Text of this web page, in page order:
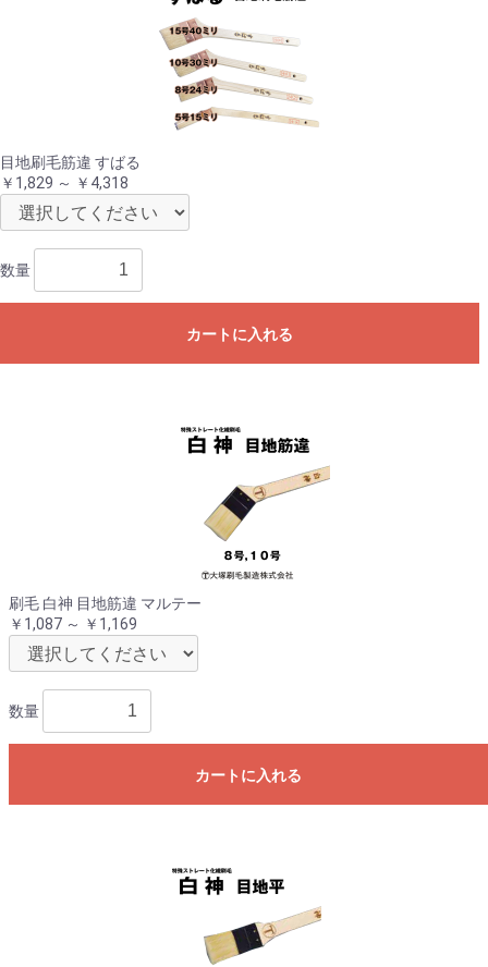
目地刷毛筋違 すばる
￥1,829 ～ ￥4,318
数量
カートに入れる
刷毛 白神 目地筋違 マルテー
￥1,087 ～ ￥1,169
数量
カートに入れる